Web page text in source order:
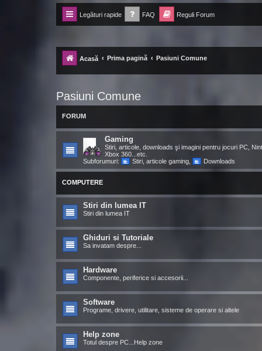
Legături rapide FAQ Reguli Forum
Forum Ecolomania™®
-= Idei pentru viitor =-
Acasă Prima pagină Pasiuni Comune
Pasiuni Comune
FORUM
Gaming
Stiri, articole, downloads şi imagini pentru jocuri PC,
Xbox 360...etc.
Subforumuri:
Stiri, articole gaming, Downloads
COMPUTERE
Stiri din lumea IT
Stiri din lumea IT
Ghiduri si Tutoriale
Sa invatam despre...
Hardware
Componente, periferice si accesorii...
Software
Programe, drivere, utilitare, sisteme de operare si altele
Help zone
Totul despre PC...Help zone